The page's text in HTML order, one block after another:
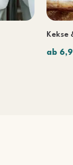
Kekse
ab